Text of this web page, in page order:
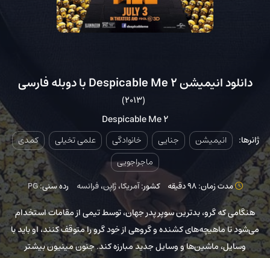
دانلود انیمیشن Despicable Me 2 با دوبله فارسی
(2013)
Despicable Me 2
ژانرها: انیمیشن جنایی خانوادگی علمی تخیلی
کمدی
ماجراجویی
مدت زمان: 98 دقیقه کشور:آمریکا،ژاپن،فرانسه رده سنی:PG
هنگامی که گرو، بدترین سوپر پدر جهان، توسط تیمی از مقامات استخدام
می‌شود تا ماهیچه‌های کشنده و گروهی از خود گرو را متوقف کنند، او باید با
وسایل، ماشین‌ها و وسایل جدید مبارزه کند. جنون مینیون بیشتر